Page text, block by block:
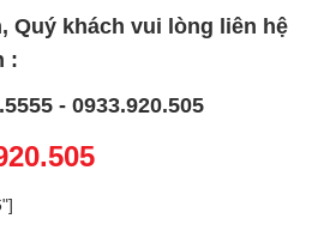
Quý khách vui lòng liên hệ
:
- 0933.920.505